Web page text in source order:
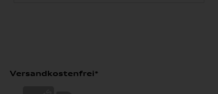
Versandkostenfrei*